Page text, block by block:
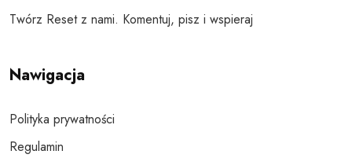
Twórz Reset z nami. Komentuj, pisz i wspieraj
Nawigacja
Polityka prywatności
Regulamin